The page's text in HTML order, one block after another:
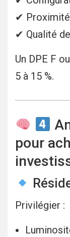
✔
✔ Qualité
Un DPE F
5 à 15 %.
pour
Privilégier :